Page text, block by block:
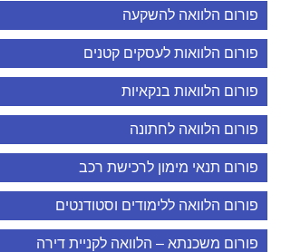
פורום הלוואה להשקעה
פורום הלוואות לעסקים קטנים
פורום הלוואות בנקאיות
פורום הלוואה לחתונה
פורום תנאי מימון לרכישת רכב
פורום הלוואה ללימודים וסטודנטים
פורום משכנתא – הלוואה לקניית דירה